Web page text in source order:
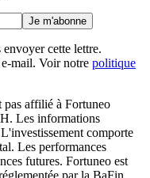
Je m'abonne
cette lettre.
mail. Voir notre politique
pas affilié à Fortuneo
Les informations
comporte
Les performances
futures. Fortuneo est
par la BaFin.